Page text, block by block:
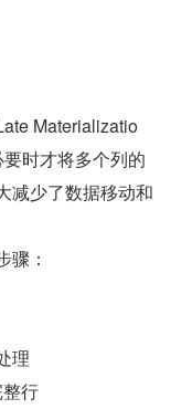
Materializatio
时才将多个列的
减少了数据移动和
骤：
理
行